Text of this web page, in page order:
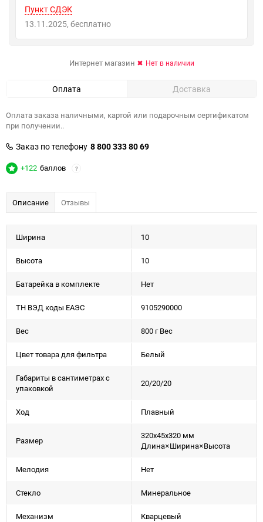
Пункт СДЭК
13.11.2025
Бесплатно
Интернет магазин Нет в наличии
Оплата Доставка
Оплата заказа наличными, картой или подарочным сертификатом
при получении..
Заказ по телефону 8 800 333 80 69
+122 баллов ?
Описание Отзывы
Ширина 10
Высота 10
Батарейка в комплекте Нет
ТН ВЭД коды ЕАЭС 9105290000
Вес 800 г Вес
Цвет товара для фильтра Белый
Габариты в сантиметрах с
упаковкой
20/20/20
Ход Плавный
Размер
320x45x320 мм
Длина×Ширина×Высота
Мелодия Нет
Стекло Минеральное
Механизм Кварцевый